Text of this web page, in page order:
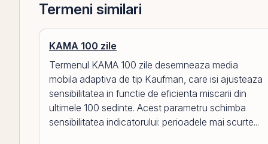
Termeni similari
KAMA 100 zile
Termenul KAMA 100 zile desemneaza media
mobila adaptiva de tip Kaufman, care isi ajusteaza
sensibilitatea in functie de eficienta miscarii din
ultimele 100 sedinte. Acest parametru schimba
sensibilitatea indicatorului: perioadele mai scurte...